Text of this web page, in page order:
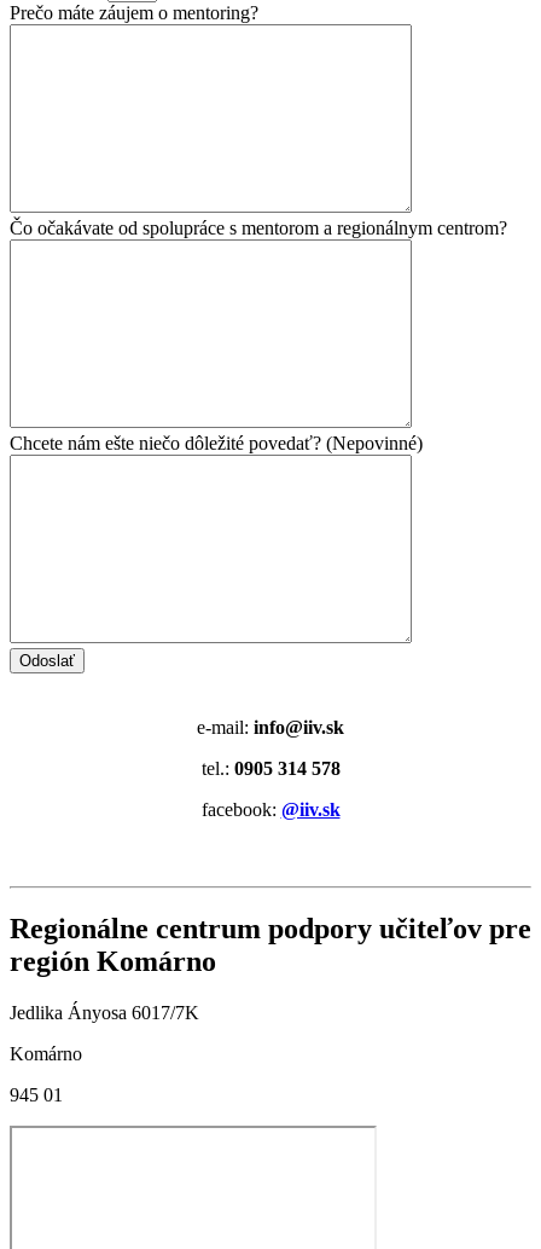
Prečo máte záujem o mentoring?
Čo očakávate od spolupráce s mentorom a regionálnym centrom?
Chcete nám ešte niečo dôležité povedať? (Nepovinné)
e-mail: info@iiv.sk
tel.: 0905 314 578
facebook: @iiv.sk
Regionálne centrum podpory učiteľov pre
región Komárno
Jedlika Ányosa 6017/7K
Komárno
945 01